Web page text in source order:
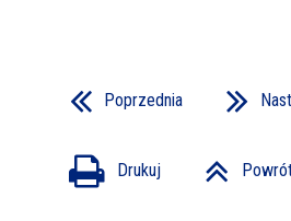
Poprzednia
Drukuj